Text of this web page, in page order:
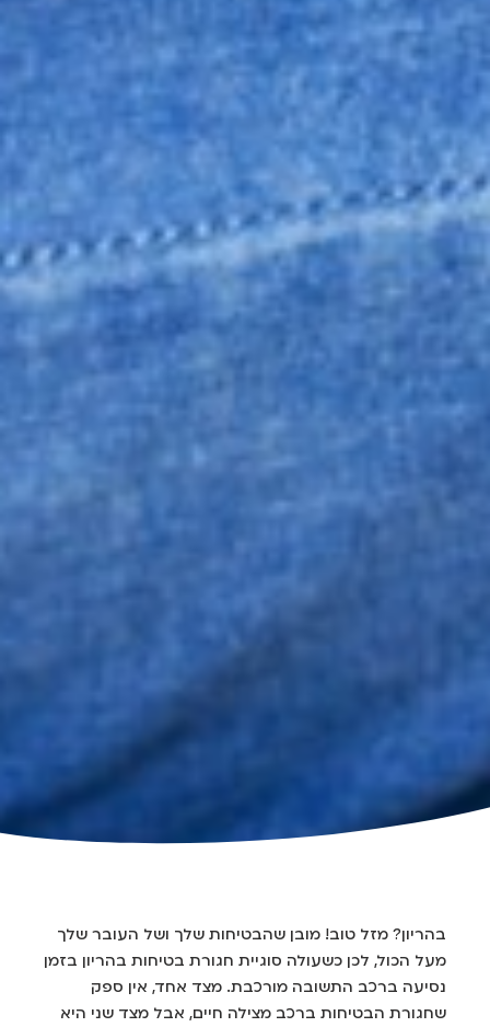
בהריון? מזל טוב! מובן שהבטיחות שלך ושל העובר שלך
מעל הכול, לכן כשעולה סוגיית חגורת בטיחות בהריון בזמן
נסיעה ברכב התשובה מורכבת. מצד אחד, אין ספק
שחגורת הבטיחות ברכב מצילה חיים, אבל מצד שני היא